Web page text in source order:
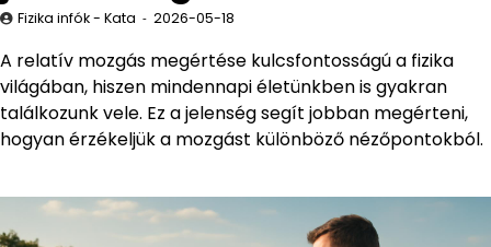
Fizika infók - Kata 2026-05-18
A relatív mozgás megértése kulcsfontosságú a fizika
világában, hiszen mindennapi életünkben is gyakran
találkozunk vele. Ez a jelenség segít jobban megérteni,
hogyan érzékeljük a mozgást különböző nézőpontokból.